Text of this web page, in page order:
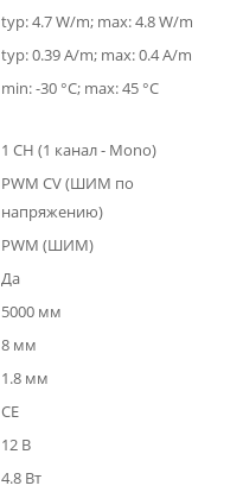
typ: 4.7 W/m; max: 4.8 W/m
typ: 0.39 A/m; max: 0.4 A/m
min: -30 °C; max: 45 °C
1 CH (1 канал - Mono)
PWM СV (ШИМ по
напряжению)
PWM (ШИМ)
Да
5000 мм
8 мм
1.8 мм
CE
12 В
4.8 Вт